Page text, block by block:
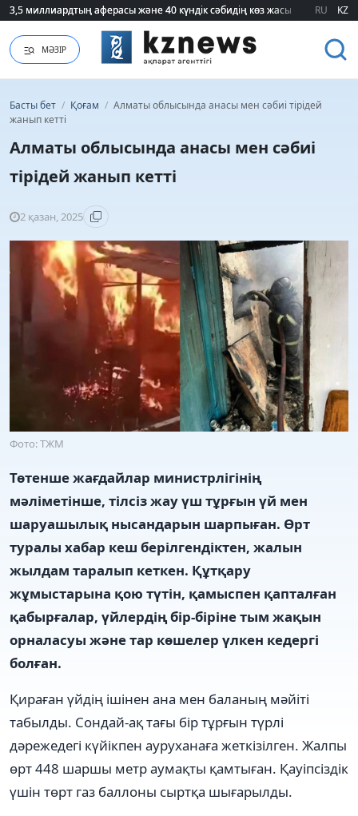
3,5 миллиардтың аферасы және 40 күндік сәбидің көз жасы:
3,5 миллиардтың аферасы және 40 күндік сәбидің көз жасы: RU KZ
МӘЗІР
Басты бет / Қоғам / Алматы облысында анасы мен сәбиі тірідей
жанып кетті
Алматы облысында анасы мен сәбиі
тірідей жанып кетті
2 қазан, 2025
Фото: ТЖМ
Төтенше жағдайлар министрлігінің
мәліметінше, тілсіз жау үш тұрғын үй мен
шаруашылық нысандарын шарпыған. Өрт
туралы хабар кеш берілгендіктен, жалын
жылдам таралып кеткен. Құтқару
жұмыстарына қою түтін, қамыспен қапталған
қабырғалар, үйлердің бір-біріне тым жақын
орналасуы және тар көшелер үлкен кедергі
болған.
Қираған үйдің ішінен ана мен баланың мәйіті
табылды. Сондай-ақ тағы бір тұрғын түрлі
дәрежедегі күйікпен ауруханаға жеткізілген. Жалпы
өрт 448 шаршы метр аумақты қамтыған. Қауіпсіздік
үшін төрт газ баллоны сыртқа шығарылды.